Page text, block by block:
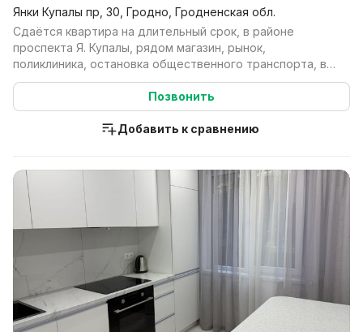
Янки Купалы пр, 30, Гродно, Гродненская обл.
Сдаётся квартира на длительный срок, в районе
проспекта Я. Купалы, рядом магазин, рынок,
поликлиника, остановка общественного транспорта, в
пяти минут...
Позвонить
Добавить к сравнению